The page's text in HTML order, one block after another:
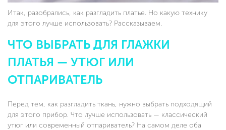
Итак, разобрались, как разгладить платье. Но какую технику
для этого лучше использовать? Рассказываем.
ЧТО ВЫБРАТЬ ДЛЯ ГЛАЖКИ
ПЛАТЬЯ — УТЮГ ИЛИ
ОТПАРИВАТЕЛЬ
Перед тем, как разгладить ткань, нужно выбрать подходящий
для этого прибор. Что лучше использовать — классический
утюг или современный отпариватель? На самом деле оба